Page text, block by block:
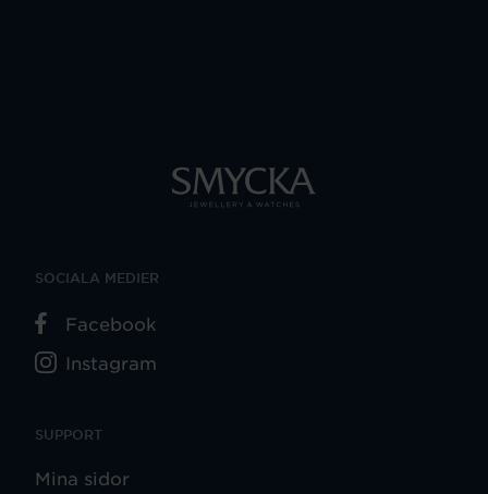
SUPPORT
Mina sidor
SOCIALA MEDIER
Facebook
Instagram